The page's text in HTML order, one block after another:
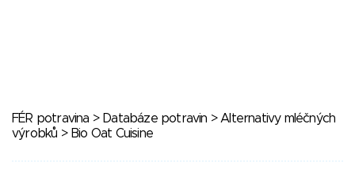
FÉR potravina > Databáze potravin > Alternativy mléčných
výrobků > Bio Oat Cuisine